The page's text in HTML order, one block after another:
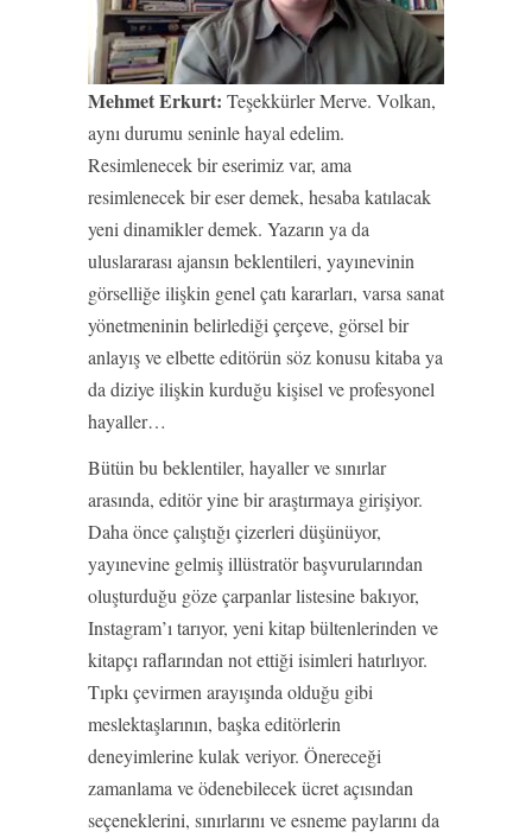
Mehmet Erkurt: Teşekkürler Merve. Volkan,
aynı durumu seninle hayal edelim.
Resimlenecek bir eserimiz var, ama
resimlenecek bir eser demek, hesaba katılacak
yeni dinamikler demek. Yazarın ya da
uluslararası ajansın beklentileri, yayınevinin
görselliğe ilişkin genel çatı kararları, varsa sanat
yönetmeninin belirlediği çerçeve, görsel bir
anlayış ve elbette editörün söz konusu kitaba ya
da diziye ilişkin kurduğu kişisel ve profesyonel
hayaller…
Bütün bu beklentiler, hayaller ve sınırlar
arasında, editör yine bir araştırmaya girişiyor.
Daha önce çalıştığı çizerleri düşünüyor,
yayınevine gelmiş illüstratör başvurularından
oluşturduğu göze çarpanlar listesine bakıyor,
Instagram’ı tarıyor, yeni kitap bültenlerinden ve
kitapçı raflarından not ettiği isimleri hatırlıyor.
Tıpkı çevirmen arayışında olduğu gibi
meslektaşlarının, başka editörlerin
deneyimlerine kulak veriyor. Önereceği
zamanlama ve ödenebilecek ücret açısından
seçeneklerini, sınırlarını ve esneme paylarını da